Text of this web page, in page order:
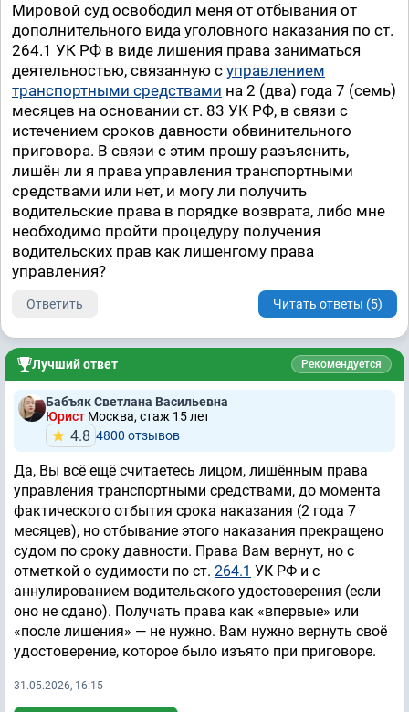
Мировой суд освободил меня от отбывания от
дополнительного вида уголовного наказания по ст.
264.1 УК РФ в виде лишения права заниматься
деятельностью, связанную с управлением
транспортными средствами на 2 (два) года 7 (семь)
месяцев на основании ст. 83 УК РФ, в связи с
истечением сроков давности обвинительного
приговора. В связи с этим прошу разъяснить,
лишён ли я права управления транспортными
средствами или нет, и могу ли получить
водительские права в порядке возврата, либо мне
необходимо пройти процедуру получения
водительских прав как лишенгому права
управления?
Ответить Читать ответы (5)
Лучший ответ Рекомендуется
Бабъяк Светлана Васильевна
Юрист Москва, стаж 15 лет
4.8 4800 отзывов
Да, Вы всё ещё считаетесь лицом, лишённым права
управления транспортными средствами, до момента
фактического отбытия срока наказания (2 года 7
месяцев), но отбывание этого наказания прекращено
судом по сроку давности. Права Вам вернут, но с
отметкой о судимости по ст. 264.1 УК РФ и с
аннулированием водительского удостоверения (если
оно не сдано). Получать права как «впервые» или
«после лишения» — не нужно. Вам нужно вернуть своё
удостоверение, которое было изъято при приговоре.
31.05.2026, 16:15